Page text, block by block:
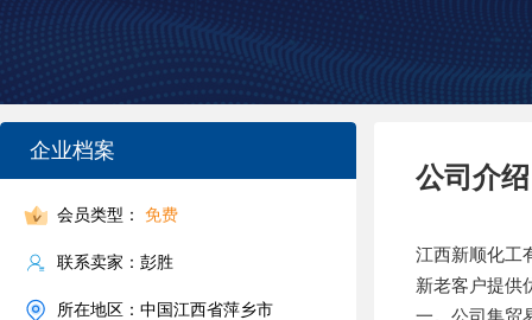
企业档案
会员类型： 免费
联系卖家：彭胜
所在地区：中国江西省萍乡市
公司介绍
江西新顺化工
新老客户提供
一。公司集贸